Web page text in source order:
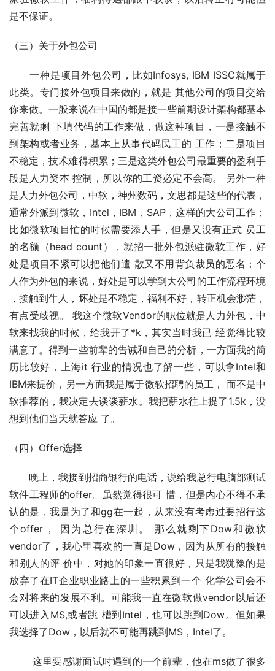
是不保证。
（三）关于外包公司
一种是项目外包公司，比如Infosys, IBM ISSC就属于
此类。专门接外包项目来做的，就是 其他公司的项目交给
你来做。一般来说在中国的都是接一些前期设计架构都基本
完善就剩 下填代码的工作来做，做这种项目，一是接触不
到架构或者业务，基本上从事代码民工的 工作；二是项目
不稳定，技术难得积累；三是这类外包公司最重要的盈利手
段是人力资本 控制，所以你的工资必定不会高。 另外一种
是人力外包公司，中软，神州数码，文思都是这些的代表，
通常外派到微软，Intel，IBM，SAP，这样的大公司工作；
比如微软项目忙的时候需要添人手，但是又没有正式 员工
的名额（head count），就招一批外包派驻微软工作，好
处是项目不紧可以把他们遣 散又不用背负裁员的恶名；个
人作为外包的来说，好处是可以学到大公司的工作流程环境
，接触到牛人，坏处是不稳定，福利不好，转正机会渺茫，
有点受歧视。 我这个微软Vendor的职位就是人力外包，中
软来找我的时候，给我开了*k，其实当时我已 经觉得比较
满意了。得到一些前辈的告诫和自己的分析，一方面我的简
历比较好，上海it 行业的情况也了解一些，可以拿Intel和
IBM来提价，另一方面我是属于微软招聘的员工， 而不是中
软推荐的，我决定去谈谈薪水。我把薪水往上提了1.5k，没
想到他们当天就答应 了。
（四）Offer选择
晚上，我接到招商银行的电话，说给我总行电脑部测试
软件工程师的offer。虽然觉得很可 惜，但是内心不得不承
认的是，我是为了和gg在一起，从来没有考虑过要招行这
个offer， 因为总行在深圳。 那么就剩下Dow和微软
vendor了，我心里喜欢的一直是Dow，因为从所有的接触
和别人的评 价中，对她的印象一直很好，只是我犹豫的是
放弃了在IT企业职业路上的一些积累到一个 化学公司会不
会对将来的发展不利。可能我一直在微软做vendor以后还
可以进入MS,或者跳 槽到Intel，也可以跳到Dow。但如果
我选择了Dow，以后就不可能再跳到MS，Intel了。
这里要感谢面试时遇到的一个前辈，他在ms做了很多